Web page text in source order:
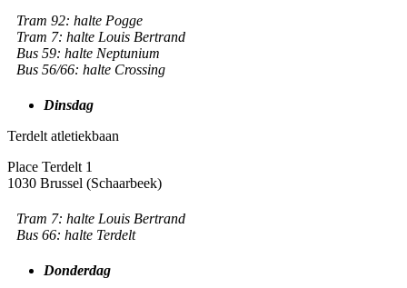
Tram 92: halte Pogge
Tram 7: halte Louis Bertrand
Bus 59: halte Neptunium
Bus 56/66: halte Crossing
Dinsdag
Terdelt atletiekbaan
Place Terdelt 1
1030 Brussel (Schaarbeek)
Tram 7: halte Louis Bertrand
Bus 66: halte Terdelt
Donderdag